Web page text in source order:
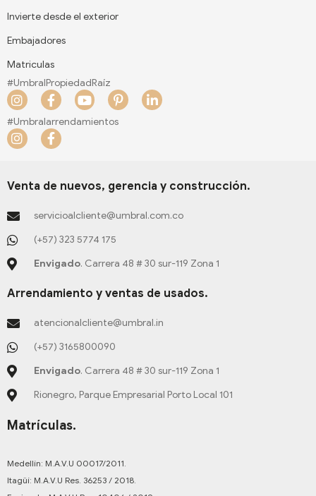
Invierte desde el exterior
Embajadores
Matriculas
#UmbralPropiedadRaíz
I
n
s
t
a
a
F
a
c
e
b
k
f
Y
o
u
P
i
n
s
-
p
L
i
n
i
n
#Umbralarrendamientos
I
n
a
r
a
m
F
a
b
o
k
-
f
Venta de nuevos, gerencia y construcción.
servicioalcliente@umbral.com.co
(+57) 323 5774 175
Envigado. Carrera 48 # 30 sur-119 Zona 1
Arrendamiento y ventas de usados.
atencionalcliente@umbral.in
(+57) 3165800090
Envigado. Carrera 48 # 30 sur-119 Zona 1
Rionegro, Parque Empresarial Porto Local 101
Matrículas.
Medellín: M.A.V.U 00017/2011.
Itagüí: M.A.V.U Res. 36253 / 2018.